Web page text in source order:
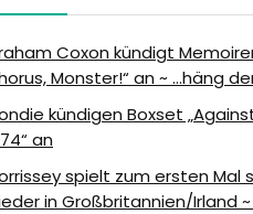
Coxon kündigt
Monster!“ an ~ …häng
kündigen Boxset
an
spielt zum ersten Mal
in Großbritannien/Irland